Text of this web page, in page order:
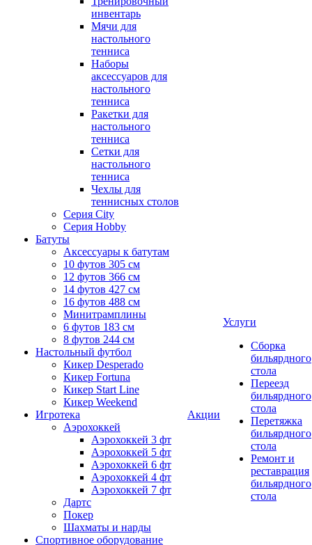
инвентарь
Мячи для
настольного
тенниса
Наборы
аксессуаров для
настольного
тенниса
Ракетки для
настольного
тенниса
Сетки для
настольного
тенниса
Чехлы для
теннисных столов
Серия City
Серия Hobby
Батуты
Аксессуары к батутам
10 футов 305 см
12 футов 366 см
14 футов 427 см
16 футов 488 см
Минитрамплины
6 футов 183 см
8 футов 244 см
Настольный футбол
Кикер Desperado
Кикер Fortuna
Кикер Start Line
Кикер Weekend
Игротека
Аэрохоккей
Аэрохоккей 3 фт
Аэрохоккей 5 фт
Аэрохоккей 6 фт
Аэрохоккей 4 фт
Аэрохоккей 7 фт
Дартс
Покер
Шахматы и нарды
Спортивное оборудование
Акции
Услуги
Сборка
бильярдного
стола
Переезд
бильярдного
стола
Перетяжка
бильярдного
стола
Ремонт и
реставрация
бильярдного
стола